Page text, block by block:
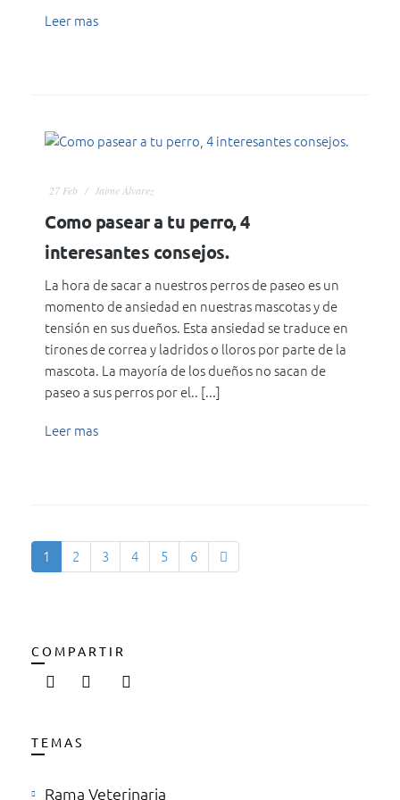
Leer mas
27 Feb Jaime Álvarez
Como pasear a tu perro, 4
interesantes consejos.
La hora de sacar a nuestros perros de paseo es un
momento de ansiedad en nuestras mascotas y de
tensión en sus dueños. Esta ansiedad se traduce en
tirones de correa y ladridos o lloros por parte de la
mascota. La mayoría de los dueños no sacan de
paseo a sus perros por el.. [...]
Leer mas
1 2 3 4 5 6
COMPARTIR
TEMAS
Rama Veterinaria